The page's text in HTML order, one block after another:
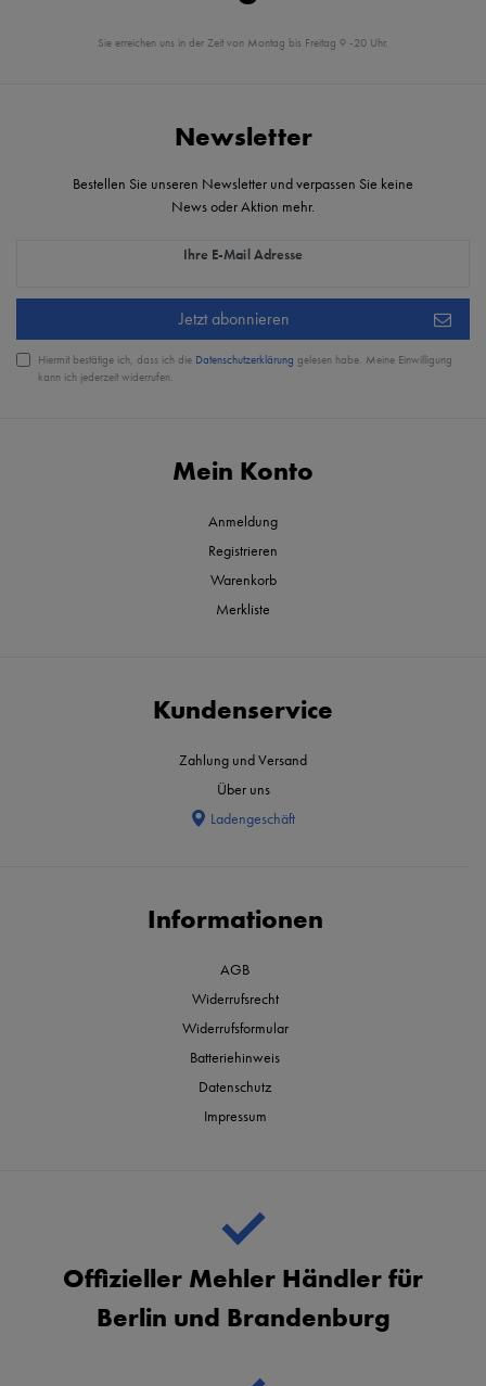
Sie erreichen uns in der Zeit von Montag bis Freitag 9 -20 Uhr.
Mein Konto
Anmeldung
Registrieren
Warenkorb
Merkliste
Kundenservice
Zahlung und Versand
Über uns
Ladengeschäft
Informationen
AGB
Widerrufsrecht
Widerrufsformular
Batteriehinweis
Datenschutz
Impressum
Newsletter
Bestellen Sie unseren Newsletter und verpassen Sie keine
News oder Aktion mehr.
Ihre E-Mail Adresse
Newsletter Honig
Jetzt abonnieren
Hiermit bestätige ich, dass ich die Daten­schutz­erklärung gelesen habe. Meine Einwilligung
kann ich jederzeit widerrufen.
Offizieller Mehler Händler für
Berlin und Brandenburg